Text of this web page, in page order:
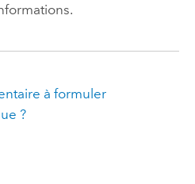
à formuler
?